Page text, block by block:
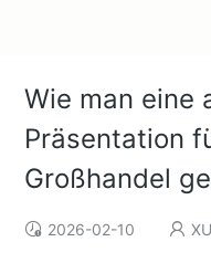
Wie man eine
Präsentation
Großhandel
2026-02-10